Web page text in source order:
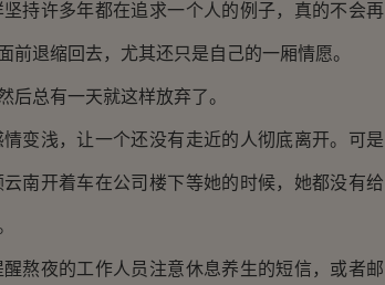
许多年都在追求一个人的例子，真的不会再
退缩回去，尤其还只是自己的一厢情愿。
总有一天就这样放弃了。
浅，让一个还没有走近的人彻底离开。可是
南开着车在公司楼下等她的时候，她都没有给
夜的工作人员注意休息养生的短信，或者邮